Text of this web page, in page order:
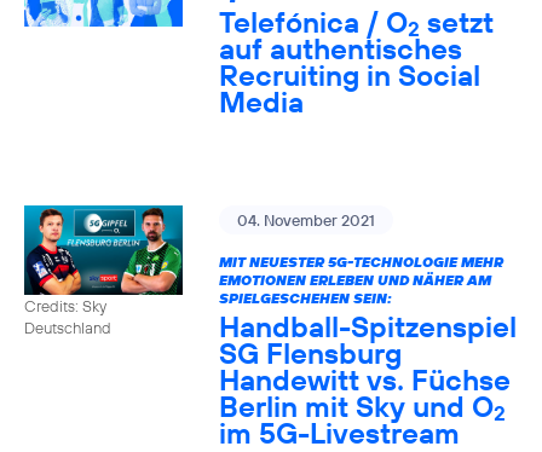
Telefónica / O2 setzt
auf authentisches
Recruiting in Social
Media
Credits: Sky
Deutschland
04. November 2021
MIT NEUESTER 5G-TECHNOLOGIE MEHR
EMOTIONEN ERLEBEN UND NÄHER AM
SPIELGESCHEHEN SEIN:
Handball-Spitzenspiel
SG Flensburg
Handewitt vs. Füchse
Berlin mit Sky und O2
im 5G-Livestream